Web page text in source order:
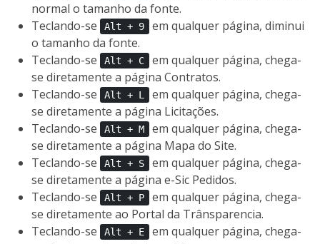
normal o tamanho da fonte.
Teclando-se
Alt + 9 em qualquer página, diminui
o tamanho da fonte.
Teclando-se
Alt + C em qualquer página, chega-
se diretamente a página Contratos.
Teclando-se
Alt + L
em qualquer página, chega-
se diretamente a página Licitações.
Teclando-se
Alt + M em qualquer página, chega-
se diretamente a página Mapa do Site.
Teclando-se
Alt + S em qualquer página, chega-
se diretamente a página e-Sic Pedidos.
Teclando-se
Alt + P em qualquer página, chega-
se diretamente ao Portal da Trânsparencia.
Teclando-se
Alt + E em qualquer página, chega-